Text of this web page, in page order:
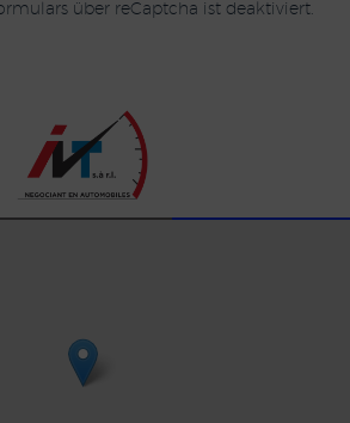
über reCaptcha ist deaktiviert.